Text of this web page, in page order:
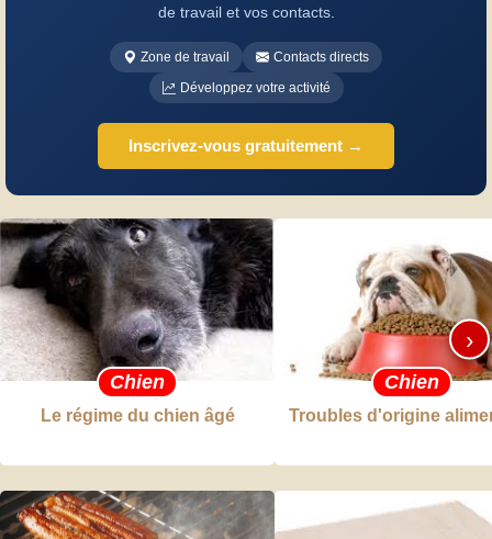
de travail et vos contacts.
Zone de travail
Contacts directs
Développez votre activité
Inscrivez-vous gratuitement →
Chien
Le régime du chien âgé
Chien
Troubles d'origine
›